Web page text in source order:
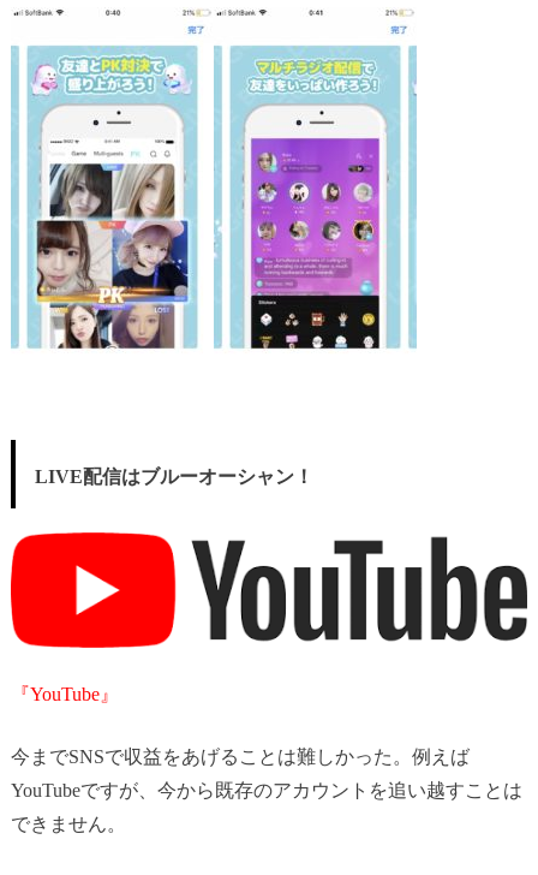
LIVE配信はブルーオーシャン！
『YouTube』
今までSNSで収益をあげることは難しかった。例えば
YouTubeですが、今から既存のアカウントを追い越すことは
できません。